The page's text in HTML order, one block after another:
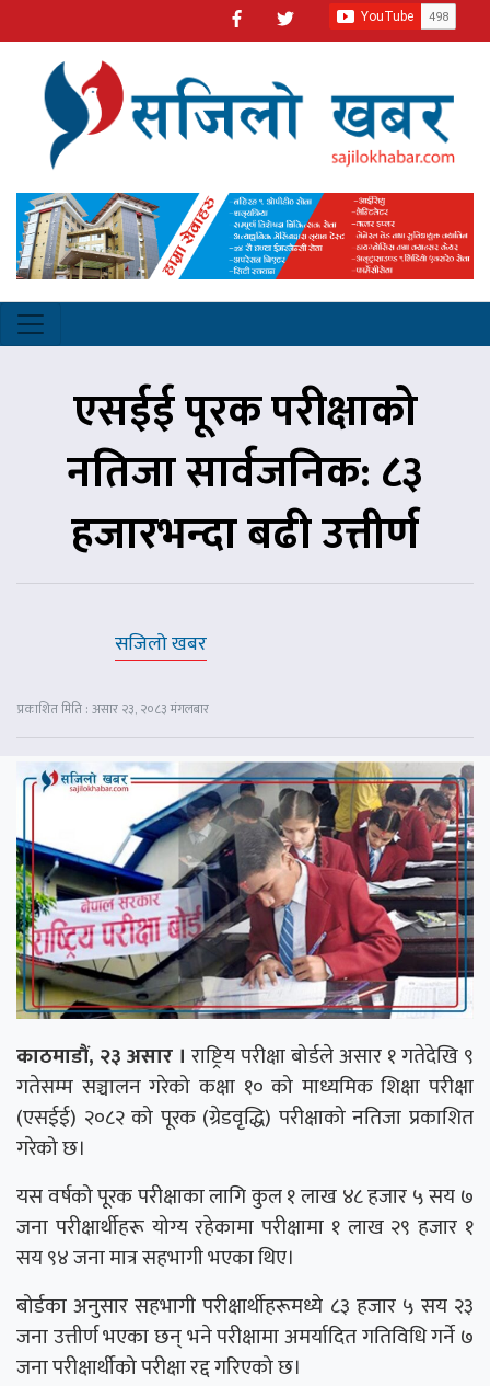
एसईई पूरक परीक्षाको
नतिजा सार्वजनिक: ८३
हजारभन्दा बढी उत्तीर्ण
सजिलो खबर
प्रकाशित मिति : असार २३, २०८३ मंगलबार
काठमाडौं, २३ असार । राष्ट्रिय परीक्षा बोर्डले असार १ गतेदेखि ९
गतेसम्म सञ्चालन गरेको कक्षा १० को माध्यमिक शिक्षा परीक्षा
(एसईई) २०८२ को पूरक (ग्रेडवृद्धि) परीक्षाको नतिजा प्रकाशित
गरेको छ।
यस वर्षको पूरक परीक्षाका लागि कुल १ लाख ४८ हजार ५ सय ७
जना परीक्षार्थीहरू योग्य रहेकामा परीक्षामा १ लाख २९ हजार १
सय ९४ जना मात्र सहभागी भएका थिए।
बोर्डका अनुसार सहभागी परीक्षार्थीहरूमध्ये ८३ हजार ५ सय २३
जना उत्तीर्ण भएका छन् भने परीक्षामा अमर्यादित गतिविधि गर्ने ७
जना परीक्षार्थीको परीक्षा रद्द गरिएको छ।